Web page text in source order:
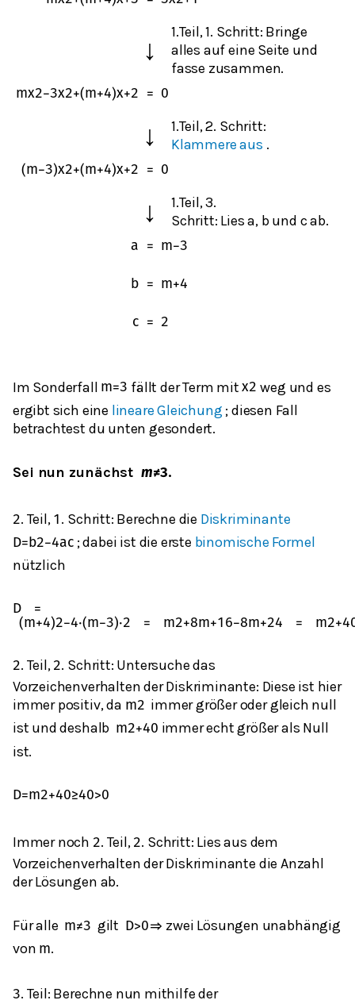
↓
1.Teil, 1. Schritt: Bringe
alles auf eine Seite und
fasse zusammen.
mx2−3x2+(m+4)x+2 = 0
↓
1.Teil, 2. Schritt:
Klammere aus .
(m−3)x2+(m+4)x+2 = 0
↓
1.Teil, 3.
Schritt: Liesa, bund cab.
a = m−3
b = m+4
c = 2
Im Sonderfall m=3 fällt der Term mitx2 weg und es
ergibt sich eine lineare Gleichung ; diesen Fall
betrachtest du unten gesondert.
Sei nun zunächst𝒎≠𝟑.
2. Teil, 1 . Schritt: Berechne die Diskriminante
D= b2−4ac ; dabei ist die erste binomische Formel
nützlich
D
=
(m+4)2−4⋅(m−3)⋅2 = m2+8m+16−8m+24 = m2+
2. Teil, 2. Schritt: Untersuche das
Vorzeichenverhalten der Diskriminante: Diese ist hier
immer positiv, da m2 immer größer oder gleich null
ist und deshalb m2+40 immer echt größer als Null
ist.
D=m2+40≥40>0
Immer noch 2. Teil, 2. Schritt: Lies aus dem
Vorzeichenverhalten der Diskriminante die Anzahl
der Lösungen ab.
Für alle m≠3 gilt D>0⇒ zwei Lösungen unabhängig
von m.
3. Teil: Berechne nun mithilfe der